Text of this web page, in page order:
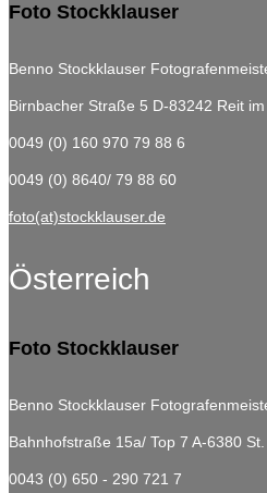
Foto Stockklauser
Benno Stockklauser
Birnbacher Straße 5 D-83242 Reit
0049 (0) 160 970 79 88 6
0049 (0) 8640/ 79 88 60
foto(at)stockklauser.de
Österreich
Foto Stockklauser
Benno Stockklauser
Bahnhofstraße 15a/ Top 7 A-6380
0043 (0) 650 - 290 721 7